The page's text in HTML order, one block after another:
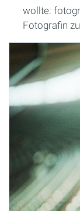
wollte:
Fotografin